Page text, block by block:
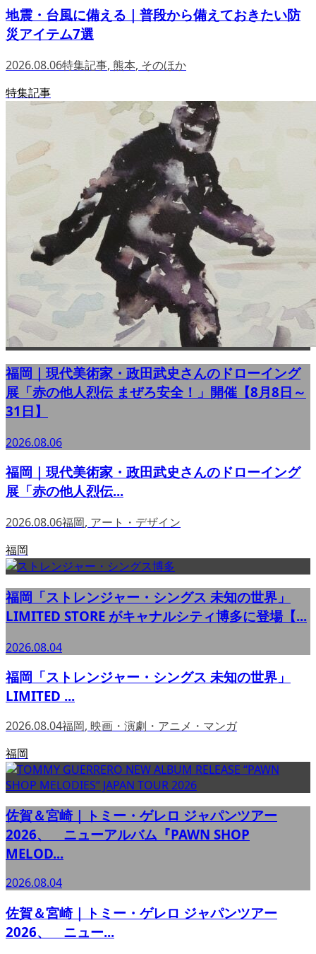
地震・台風に備える｜普段から備えておきたい防
災アイテム7選
2026.08.06特集記事, 熊本, そのほか
特集記事
福岡｜現代美術家・政田武史さんのドローイング
展「赤の他人烈伝 まぜろ安全！」開催【8月8日～
31日】
2026.08.06
福岡｜現代美術家・政田武史さんのドローイング
展「赤の他人烈伝...
2026.08.06福岡, アート・デザイン
福岡
福岡「ストレンジャー・シングス 未知の世界」
LIMITED STORE がキャナルシティ博多に登場【...
2026.08.04
福岡「ストレンジャー・シングス 未知の世界」
LIMITED ...
2026.08.04福岡, 映画・演劇・アニメ・マンガ
福岡
佐賀＆宮崎｜トミー・ゲレロ ジャパンツアー
2026、 ニューアルバム『PAWN SHOP
MELOD...
2026.08.04
佐賀＆宮崎｜トミー・ゲレロ ジャパンツアー
2026、 ニュー...